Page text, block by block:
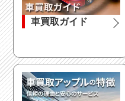
車買取ガイド